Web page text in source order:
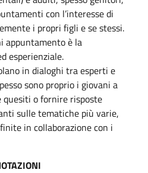
con l’interesse di
i propri figli e se stessi.
appuntamento è la
esperienziale.
in dialoghi tra esperti e
sono proprio i giovani a
quesiti o fornire risposte
sulle tematiche più varie,
in collaborazione con i